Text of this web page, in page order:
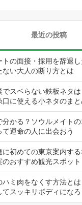
最近の投稿
トの面接・採用を辞退
ない大人の断り方とは
でスベらない鉄板ネタ
口に使える小ネタのまと
分かる？ソウルメイト
て運命の人に出会おう
に初めての東京案内す
のおすすめ観光スポット
ハミ肉をなくす方法と
てスッキリボディになろ